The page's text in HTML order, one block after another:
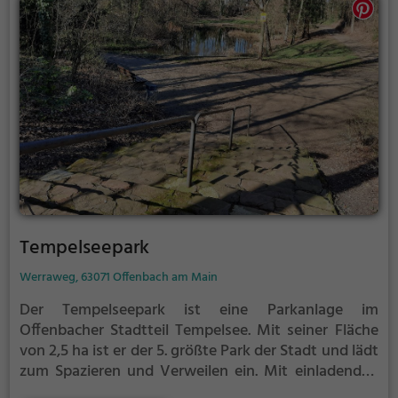
Tempelseepark
Werraweg, 63071 Offenbach am Main
Der Tempelseepark ist eine Parkanlage im
Offenbacher Stadtteil Tempelsee. Mit seiner Fläche
von 2,5 ha ist er der 5. größte Park der Stadt und lädt
zum Spazieren und Verweilen ein. Mit einladenden